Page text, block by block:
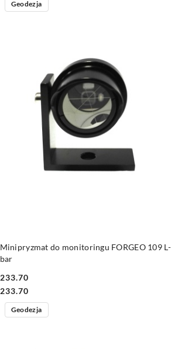
Minipryzmat do monitoringu FORGEO 109 L-
bar
Cena:
233.70
Cena:
233.70
Geodezja
Geodezja